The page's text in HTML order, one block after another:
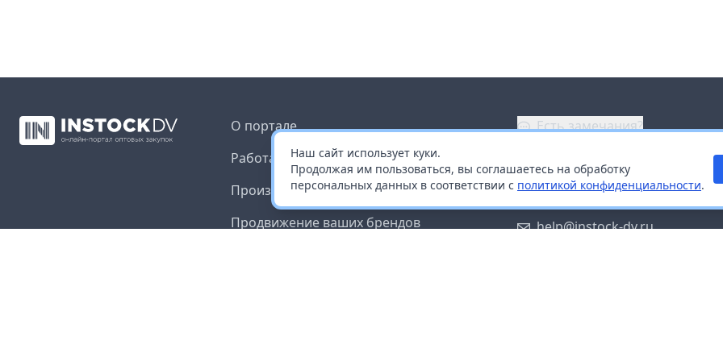
Наш сайт использует куки.
Продолжая им пользоваться, вы соглашаетесь на обработку
персональных данных в соответствии с политикой конфиденциальности.
О портале
Работа с платформой
Производителям и дистрибьюторам
Продвижение ваших брендов
Есть замечания?
Заказать звонок
help@instock-dv.ru